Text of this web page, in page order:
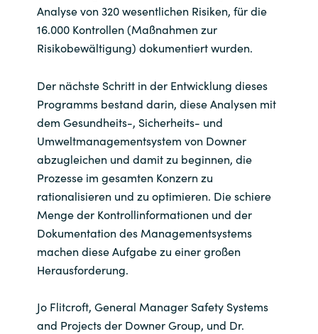
Analyse von 320 wesentlichen Risiken, für die
16.000 Kontrollen (Maßnahmen zur
Risikobewältigung) dokumentiert wurden.
Der nächste Schritt in der Entwicklung dieses
Programms bestand darin, diese Analysen mit
dem Gesundheits-, Sicherheits- und
Umweltmanagementsystem von Downer
abzugleichen und damit zu beginnen, die
Prozesse im gesamten Konzern zu
rationalisieren und zu optimieren. Die schiere
Menge der Kontrollinformationen und der
Dokumentation des Managementsystems
machen diese Aufgabe zu einer großen
Herausforderung.
Jo Flitcroft, General Manager Safety Systems
and Projects der Downer Group, und Dr.